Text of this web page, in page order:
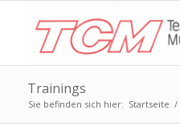
Trainings
Sie befinden sich hier: Startseite /